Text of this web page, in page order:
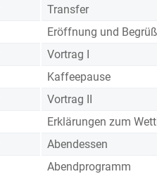
Transfer
Eröffnung und
Vortrag I
Kaffeepause
Vortrag II
Erklärungen zum
Abendessen
Abendprogramm